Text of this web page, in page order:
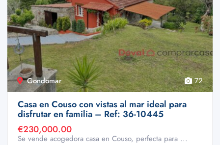
Gondomar 72
Casa en Couso con vistas al mar ideal para
disfrutar en familia – Ref: 36-10445
€230,000.00
Se vende acogedora casa en Couso, perfecta para ...